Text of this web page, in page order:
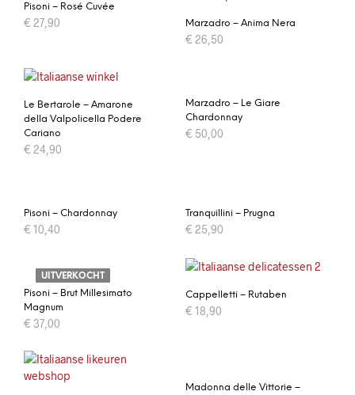
Pisoni – Rosé Cuvée
€ 27,90 Marzadro – Anima Nera
€ 26,50
Le Bertarole – Amarone
della Valpolicella Podere
Cariano
€ 24,90
Marzadro – Le Giare
Chardonnay
€ 50,00
Pisoni – Chardonnay
€ 10,40
Tranquillini – Prugna
€ 25,90
UITVERKOCHT
Pisoni – Brut Millesimato
Magnum
€ 37,00
Cappelletti – Rutaben
€ 18,90
Madonna delle Vittorie –